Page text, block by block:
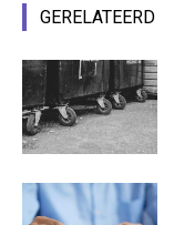
GERELATEERD